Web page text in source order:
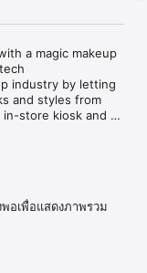
a magic makeup
industry by letting
and styles from
store kiosk and
they buy.
professional
อเพื่อแสดงภาพรวม